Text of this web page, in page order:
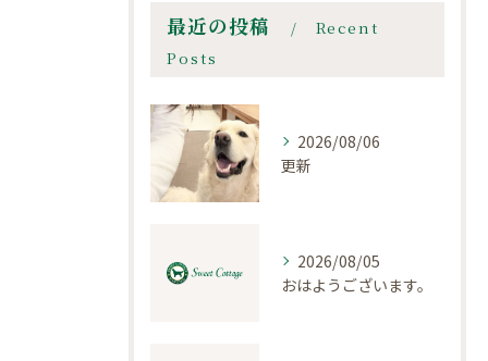
最近の投稿
Recent
Posts
2026/08/06
更新
2026/08/05
おはようございます。